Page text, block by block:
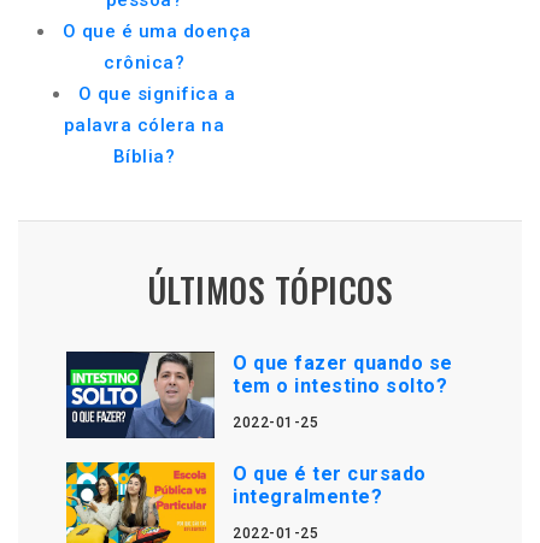
O que é uma doença
crônica?
O que significa a
palavra cólera na
Bíblia?
ÚLTIMOS TÓPICOS
O que fazer quando se
tem o intestino solto?
2022-01-25
O que é ter cursado
integralmente?
2022-01-25